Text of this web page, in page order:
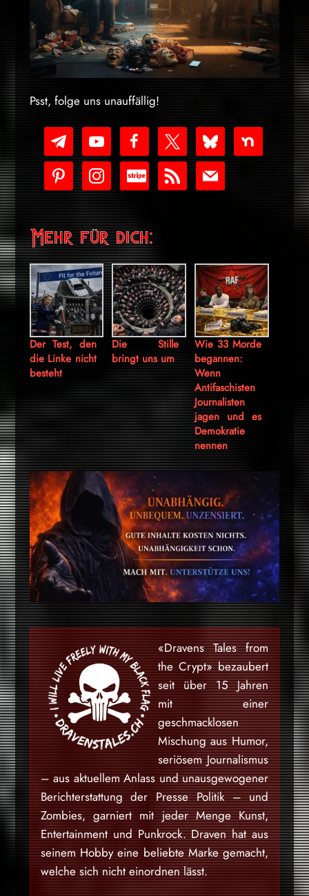
Psst, folge uns unauffällig!
telegram
youtube-
play
facebook bluesky nextdoor
pinterestinstagramcc-
stripe
rss mail
Mehr für dich:
Der Test, den
die Linke nicht
besteht
Die Stille
bringt uns um
Wie 33 Morde
begannen:
Wenn
Antifaschisten
Journalisten
jagen und es
Demokratie
nennen
«Dravens Tales from
the Crypt» bezaubert
seit über 15 Jahren
mit einer
geschmacklosen
Mischung aus Humor,
seriösem Journalismus
– aus aktuellem Anlass und unausgewogener
Berichterstattung der Presse Politik – und
Zombies, garniert mit jeder Menge Kunst,
Entertainment und Punkrock. Draven hat aus
seinem Hobby eine beliebte Marke gemacht,
welche sich nicht einordnen lässt.